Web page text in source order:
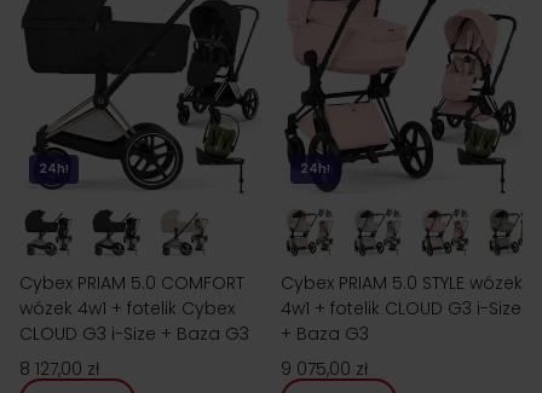
24h!
Cybex PRIAM 5.0 COMFORT
wózek 4w1 + fotelik Cybex
CLOUD G3 i-Size + Baza G3
8 127,00 zł
24h!
Cybex PRIAM 5.0 STYLE wózek
4w1 + fotelik CLOUD G3 i-Size
+ Baza G3
9 075,00 zł